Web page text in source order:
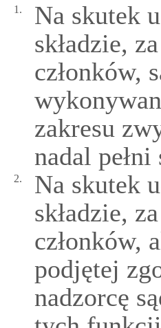
1.
Na skutek
składzie,
członków,
zakresu
nadal
2.
Na skutek
składzie,
członków,
podjętej
nadzorcę